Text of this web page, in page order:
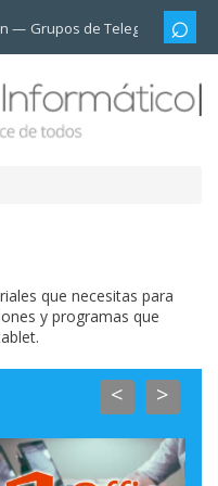
Grupos de Telegram
que necesitas para
y programas que
< >